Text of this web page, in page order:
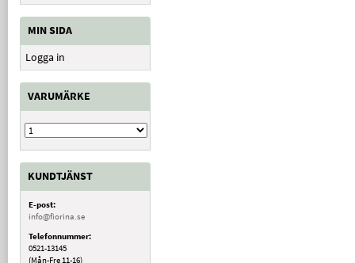
MIN SIDA
Logga in
VARUMÄRKE
KUNDTJÄNST
E-post:
info@fiorina.se
Telefonnummer:
0521-13145
(Mån-Fre 11-16)